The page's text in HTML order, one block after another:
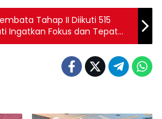
Tahap II Diikuti 515
Ingatkan Fokus dan Tepat